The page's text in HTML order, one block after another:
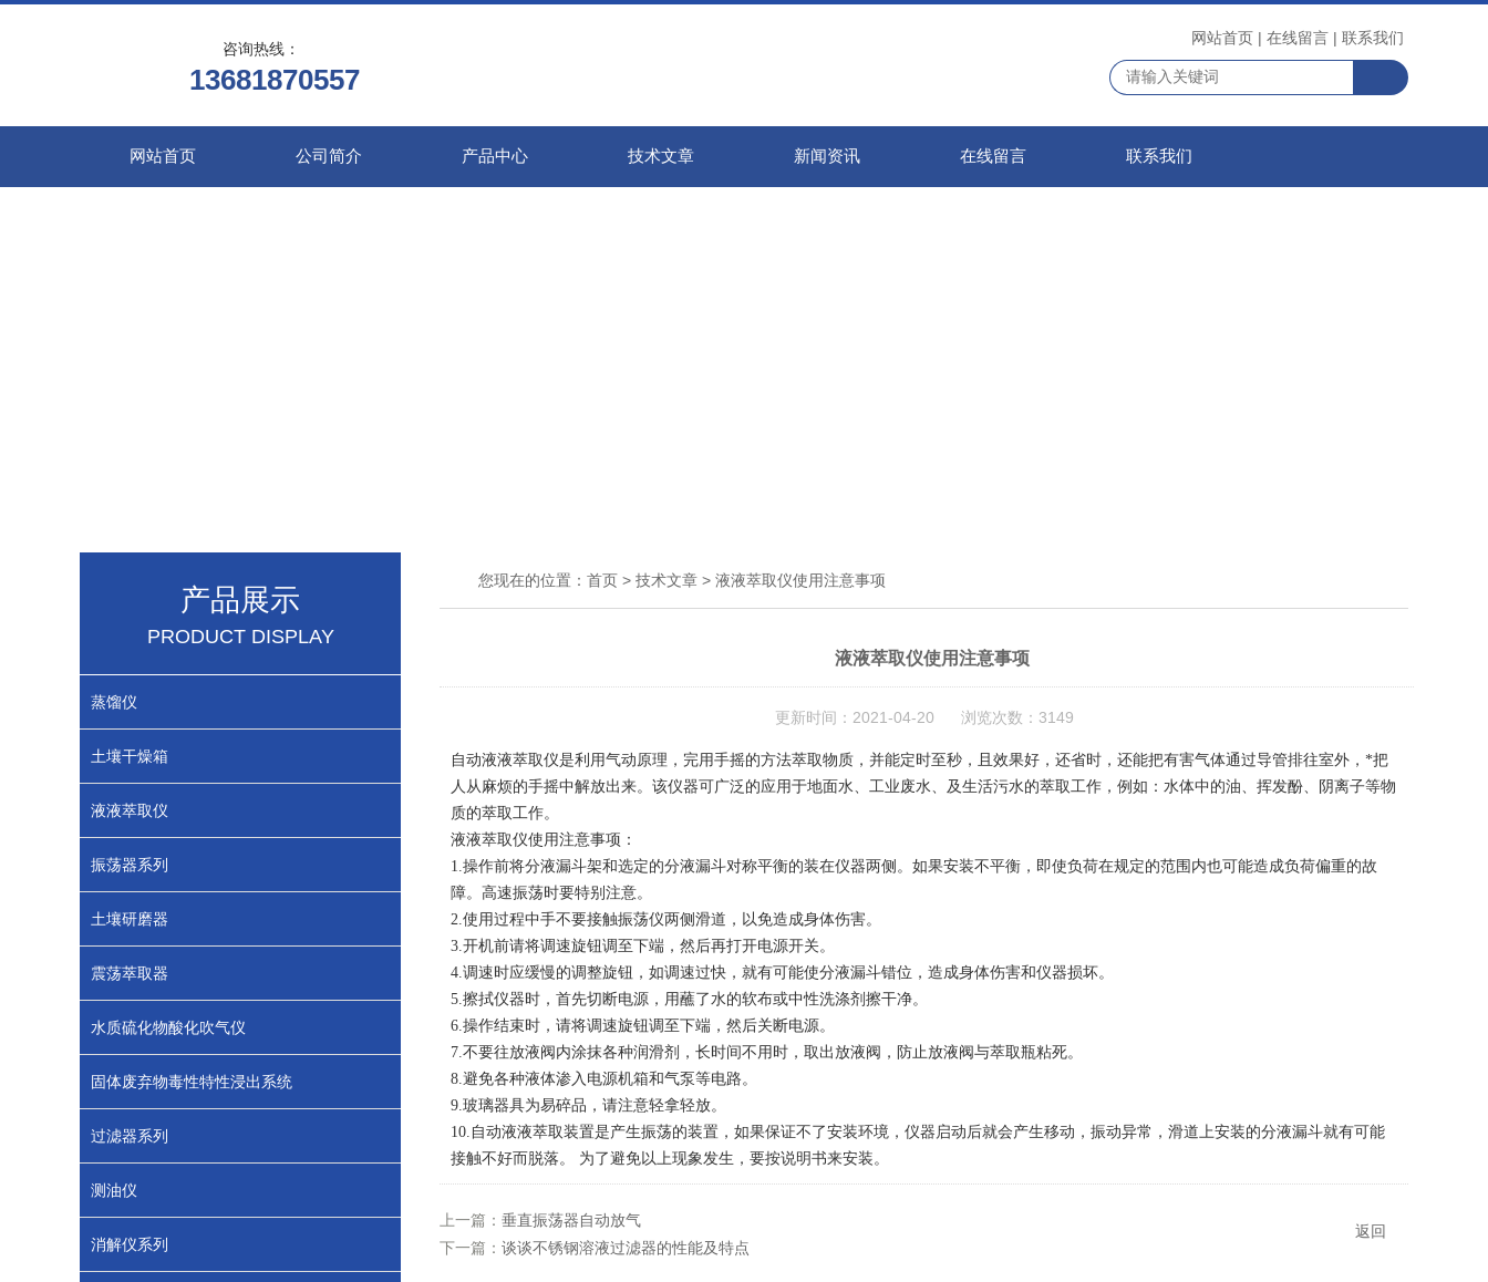
咨询热线：
13681870557
网站首页 | 在线留言 | 联系我们
网站首页 公司简介 产品中心 技术文章 新闻资讯 在线留言 联系我们
产品展示
PRODUCT DISPLAY
蒸馏仪
土壤干燥箱
液液萃取仪
振荡器系列
土壤研磨器
震荡萃取器
水质硫化物酸化吹气仪
固体废弃物毒性特性浸出系统
过滤器系列
测油仪
消解仪系列
您现在的位置： 首页 > 技术文章 > 液液萃取仪使用注意事项
液液萃取仪使用注意事项
更新时间：2021-04-20 浏览次数：3149
自动液液萃取仪是利用气动原理，完用手摇的方法萃取物质，并能定时至秒，且效果好，还省时，还能把有害气体通过导管排往室外，*把
人从麻烦的手摇中解放出来。该仪器可广泛的应用于地面水、工业废水、及生活污水的萃取工作，例如：水体中的油、挥发酚、阴离子等物
质的萃取工作。
液液萃取仪使用注意事项：
1.操作前将分液漏斗架和选定的分液漏斗对称平衡的装在仪器两侧。如果安装不平衡，即使负荷在规定的范围内也可能造成负荷偏重的故
障。高速振荡时要特别注意。
2.使用过程中手不要接触振荡仪两侧滑道，以免造成身体伤害。
3.开机前请将调速旋钮调至下端，然后再打开电源开关。
4.调速时应缓慢的调整旋钮，如调速过快，就有可能使分液漏斗错位，造成身体伤害和仪器损坏。
5.擦拭仪器时，首先切断电源，用蘸了水的软布或中性洗涤剂擦干净。
6.操作结束时，请将调速旋钮调至下端，然后关断电源。
7.不要往放液阀内涂抹各种润滑剂，长时间不用时，取出放液阀，防止放液阀与萃取瓶粘死。
8.避免各种液体渗入电源机箱和气泵等电路。
9.玻璃器具为易碎品，请注意轻拿轻放。
10. 自动液液萃取装置是产生振荡的装置，如果保证不了安装环境，仪器启动后就会产生移动，振动异常，滑道上安装的分液漏斗就有可能
接触不好而脱落。 为了避免以上现象发生，要按说明书来安装。
上一篇： 垂直振荡器自动放气
下一篇： 谈谈不锈钢溶液过滤器的性能及特点
返回